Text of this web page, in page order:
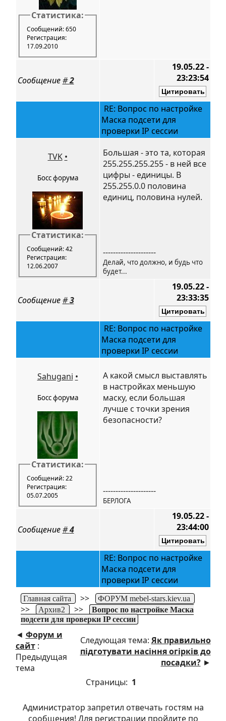
Статистика:
Сообщений: 650
Регистрация:
17.09.2010
Сообщение#2
19.05.22 -
23:23:54
RE: Вопрос по настройке
Маска подсети для
проверки IP сессии
TVK •
Босс форума
Статистика:
Сообщений: 42
Регистрация:
12.06.2007
Большая - это та, которая
255.255.255.255 - в ней все
цифры - единицы. В
255.255.0.0 половина
единиц, половина нулей.
---------------------
Делай, что должно, и будь что
будет...
Сообщение#3
19.05.22 -
23:33:35
RE: Вопрос по настройке
Маска подсети для
проверки IP сессии
Sahugani •
Босс форума
Статистика:
Сообщений: 22
Регистрация:
05.07.2005
А какой смысл выставлять
в настройках меньшую
маску, если большая
лучше с точки зрения
безопасности?
---------------------
БЕРЛОГА
Сообщение#4
19.05.22 -
23:44:00
RE: Вопрос по настройке
Маска подсети для
проверки IP сессии
Главная сайта >> ФОРУМ mebel-stars.kiev.ua
>> Архив2 >>
Вопрос по настройке Маска
подсети для проверки IP сессии
◄ Форум и
сайт:
Предыдущая
тема
Следующая тема: Як правильно
підготувати насіння огірків до
посадки?►
Страницы: 1
Администратор запретил отвечать гостям на
сообщения! Для регистрации пройдите по